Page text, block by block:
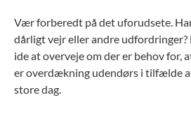
Vær forberedt på det uforudsete.
dårligt vejr eller andre
ide at overveje om der er behov for,
er overdækning udendørs i tilfælde
store dag.